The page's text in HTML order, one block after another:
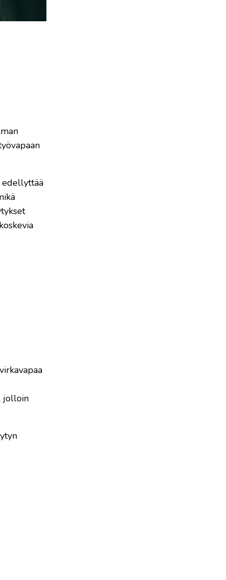
edellyttää
jolloin